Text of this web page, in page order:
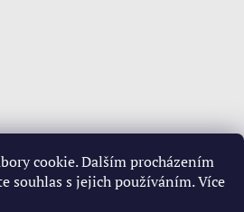
cookie. Dalším procházením
souhlas s jejich používáním. Více